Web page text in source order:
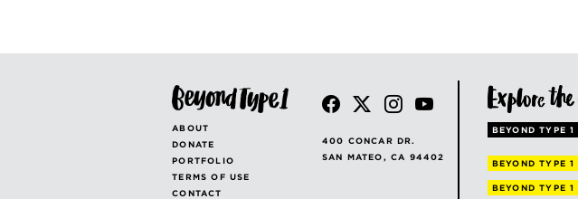
ABOUT
DONATE
PORTFOLIO
TERMS OF USE
CONTACT
400 CONCAR DR.
SAN MATEO, CA 94402
BEYOND TYPE 1
BEYOND TYPE 1
BEYOND TYPE 1